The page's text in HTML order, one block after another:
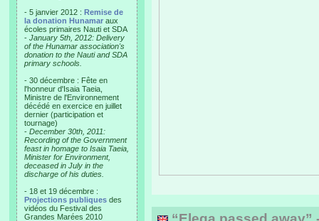
- 5 janvier 2012 : Remise de
la donation Hunamar aux
écoles primaires Nauti et SDA
- January 5th, 2012: Delivery
of the Hunamar association's
donation to the Nauti and SDA
primary schools.
- 30 décembre : Fête en
l'honneur d'Isaia Taeia,
Ministre de l'Environnement
décédé en exercice en juillet
dernier (participation et
tournage)
- December 30th, 2011:
Recording of the Government
feast in homage to Isaia Taeia,
Minister for Environment,
deceased in July in the
discharge of his duties.
- 18 et 19 décembre :
Projections publiques des
vidéos du Festival des
Grandes Marées 2010